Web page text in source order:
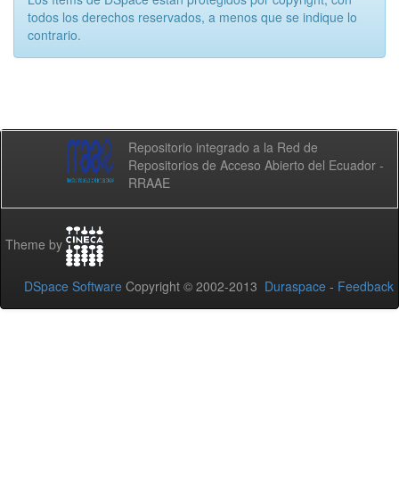
todos los derechos reservados, a menos que se indique lo
contrario.
Repositorio integrado a la Red de
Repositorios de Acceso Abierto del Ecuador -
RRAAE
Theme by
DSpace Software Copyright © 2002-2013 Duraspace - Feedback